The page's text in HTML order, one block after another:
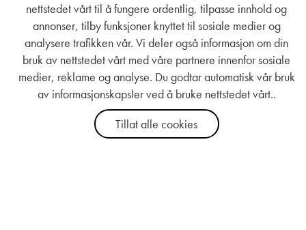
Kjøp
nettstedet vårt til å fungere ordentlig, tilpasse innhold og
annonser, tilby funksjoner knyttet til sosiale medier og
analysere trafikken vår. Vi deler også informasjon om din
bruk av nettstedet vårt med våre partnere innenfor sosiale
medier, reklame og analyse. Du godtar automatisk vår bruk
av informasjonskapsler ved å bruke nettstedet vårt..
Tillat alle cookies